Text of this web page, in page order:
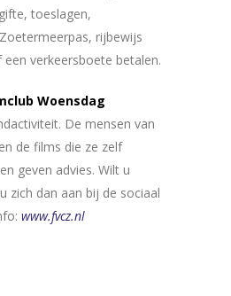
toeslagen,
rijbewijs
een verkeersboete betalen.
Woensdag
De mensen van
de films die ze zelf
geven advies. Wilt u
zich dan aan bij de sociaal
www.fvcz.nl